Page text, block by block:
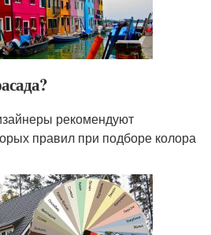
рекомендуют
правил при подборе колора